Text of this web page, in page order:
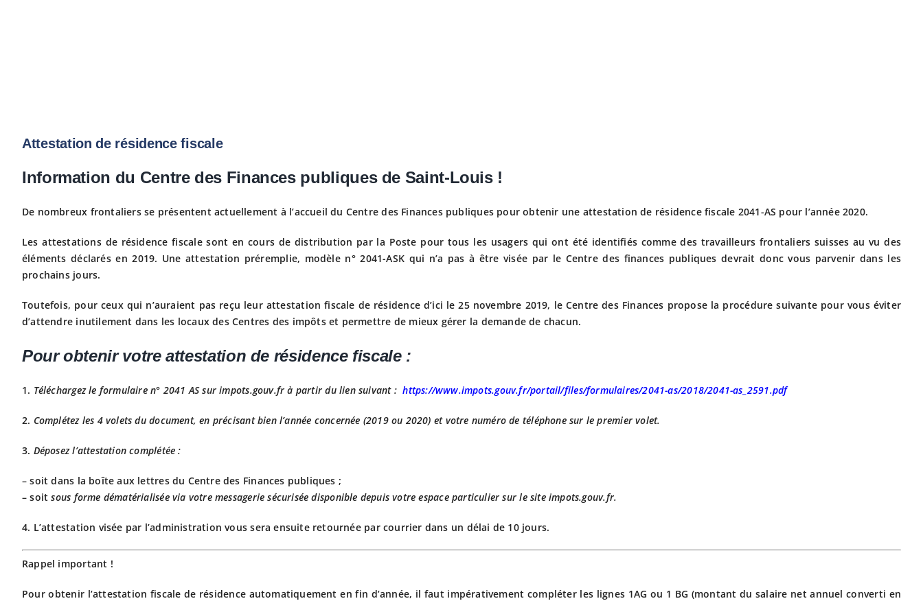
Attestation de résidence fiscale
Information du Centre des Finances publiques de Saint-Louis !
De nombreux frontaliers se présentent actuellement à l’accueil du Centre des Finances publiques pour obtenir une attestation de résidence fiscale 2041-AS pour l’année 2020.
Les attestations de résidence fiscale sont en cours de distribution par la Poste pour tous les usagers qui ont été identifiés comme des travailleurs frontaliers suisses au vu des
éléments déclarés en 2019. Une attestation préremplie, modèle n° 2041-ASK qui n’a pas à être visée par le Centre des finances publiques devrait donc vous parvenir dans les
prochains jours.
Toutefois, pour ceux qui n’auraient pas reçu leur attestation fiscale de résidence d’ici le 25 novembre 2019, le Centre des Finances propose la procédure suivante pour vous éviter
d’attendre inutilement dans les locaux des Centres des impôts et permettre de mieux gérer la demande de chacun.
Pour obtenir votre attestation de résidencefiscale:
1. Téléchargez le formulaire n° 2041 AS sur impots.gouv.fr à partir du lien suivant : https://www.impots.gouv.fr/portail/files/formulaires/2041-as/2018/2041-as_2591.pdf
2. Complétez les 4 volets du document, en précisant bien l’année concernée (2019 ou 2020) et votre numéro de téléphone sur le premier volet.
3. Déposez l’attestation complétée :
– soit dans la boîte aux lettres du Centre des Finances publiques ;
– soitsous forme dématérialisée via votre messagerie sécurisée disponible depuis votre espace particulier sur le site impots.gouv.fr.
4. L’attestation visée par l’administration vous sera ensuite retournée par courrier dans un délai de 10 jours.
Rappel important !
Pour obtenir l’attestation fiscale de résidence automatiquement en fin d’année, il faut impérativement compléter les lignes 1AG ou 1 BG (montant du salaire netannuelconverti en